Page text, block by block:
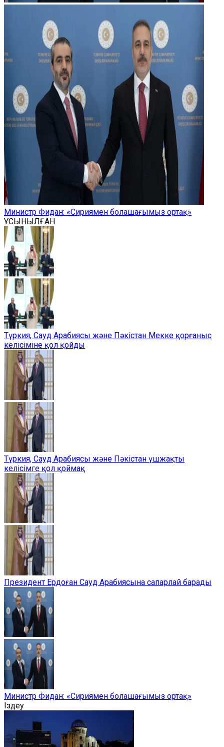
Министр Фидан: «Сириямен болашағымыз ортақ»
ҰСЫНЫЛҒАН
Түркия, Сауд Арабиясы және Пәкістан Мекке қорғаныс
келісіміне қол қойды
Түркия, Сауд Арабиясы және Пәкістан үшжақты
келісімге қол қоймақ
Президент Ердоған Сауд Арабиясына сапарлай барады
Министр Фидан: «Сириямен болашағымыз ортақ»
Іздеу